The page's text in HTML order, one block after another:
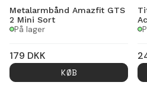
Metalarmbånd Amazfit GTS
2 Mini Sort
På lager
179 DKK
KØB